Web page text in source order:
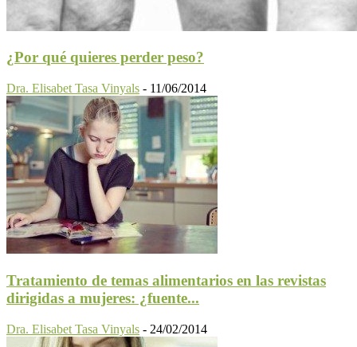
¿Por qué quieres perder peso?
Dra. Elisabet Tasa Vinyals - 11/06/2014
Tratamiento de temas alimentarios en las revistas
dirigidas a mujeres: ¿fuente...
Dra. Elisabet Tasa Vinyals - 24/02/2014